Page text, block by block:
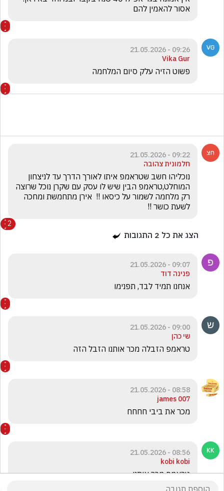
אסור להאמין להם
09:26 - 21.05.2026
Vika Gur
פשוט הזיה עלק סיום המלחמה
09:22 - 21.05.2026
חלמונית צהובה
לשעת כושר !!
2
הצג את כל 2 התגובות
09:07 - 21.05.2026
פנינה דוד
אנחנו תמיד לבד, תפנימו
09:00 - 21.05.2026
שי כהן
טראמפ הזבלה מכר אותנו הזבל הזה
08:58 - 21.05.2026
james 007
מכר את ביבי חחחח
08:56 - 21.05.2026
kobi kobi
טראמפ מכר אותנו